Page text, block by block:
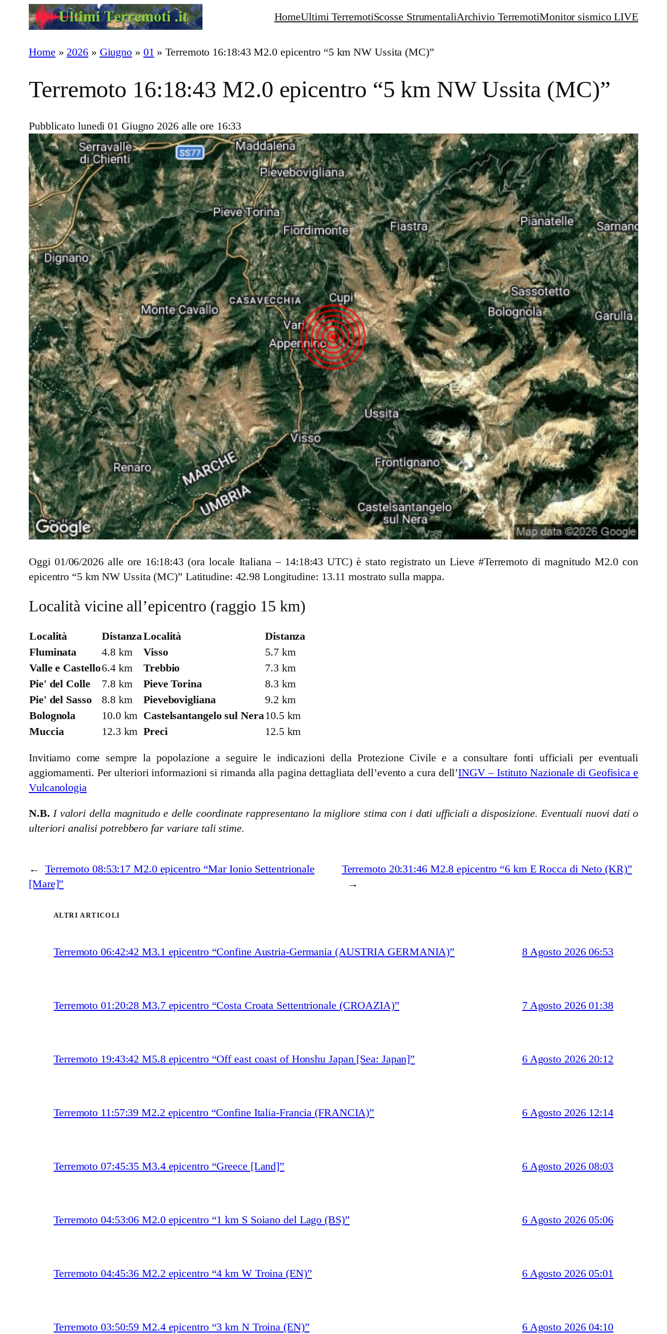
HomeUltimi TerremotiScosse StrumentaliArchivio TerremotiMonitor sismico LIVE
Home » 2026» Giugno » 01 »Terremoto 16:18:43 M2.0 epicentro “5 km NW Ussita (MC)”
Terremoto 16:18:43 M2.0 epicentro “5 km NW Ussita (MC)”
Pubblicato lunedì 01 Giugno 2026 alle ore 16:33
Oggi 01/06/2026 alle ore 16:18:43 (ora locale Italiana – 14:18:43 UTC) è stato registrato un Lieve #Terremoto di magnitudo M2.0 con
epicentro “5 km NW Ussita (MC)” Latitudine: 42.98 Longitudine: 13.11 mostrato sulla mappa.
Località vicine all’epicentro (raggio 15 km)
Località DistanzaLocalità
Distanza
Fluminata
4.8 km Visso
5.7 km
Valle e Castello6.4 km Trebbio
7.3 km
Pie' del Colle
7.8 km Pieve Torina
8.3 km
Pie' del Sasso
8.8 km Pievebovigliana
9.2 km
Bolognola
10.0 km Castelsantangelo sul Nera 10.5 km
Muccia
12.3 km Preci 12.5 km
Invitiamo come sempre la popolazione a seguire le indicazioni della Protezione Civile e a consultare fonti ufficiali per eventuali
aggiornamenti. Per ulteriori informazioni si rimanda alla pagina dettagliata dell’evento a cura dell’INGV – Istituto Nazionale di Geofisica e
Vulcanologia
N.B. I valori della magnitudo e delle coordinate rappresentano la migliore stima con i dati ufficiali a disposizione. Eventuali nuovi dati o
ulteriori analisi potrebbero far variare tali stime.
← Terremoto 08:53:17 M2.0 epicentro “Mar Ionio Settentrionale
[Mare]”
Terremoto 20:31:46 M2.8 epicentro “6 km E Rocca di Neto (KR)”
→
ALTRI ARTICOLI
Terremoto 06:42:42 M3.1 epicentro “Confine Austria-Germania (AUSTRIA GERMANIA)” 8 Agosto 2026 06:53
Terremoto 01:20:28 M3.7 epicentro “Costa Croata Settentrionale (CROAZIA)” 7 Agosto 2026 01:38
Terremoto 19:43:42 M5.8 epicentro “Off east coast of Honshu Japan [Sea: Japan]” 6 Agosto 2026 20:12
Terremoto 11:57:39 M2.2 epicentro “Confine Italia-Francia (FRANCIA)” 6 Agosto 2026 12:14
Terremoto 07:45:35 M3.4 epicentro “Greece [Land]” 6 Agosto 2026 08:03
Terremoto 04:53:06 M2.0 epicentro “1 km S Soiano del Lago (BS)” 6 Agosto 2026 05:06
Terremoto 04:45:36 M2.2 epicentro “4 km W Troina (EN)” 6 Agosto 2026 05:01
Terremoto 03:50:59 M2.4 epicentro “3 km N Troina (EN)” 6 Agosto 2026 04:10